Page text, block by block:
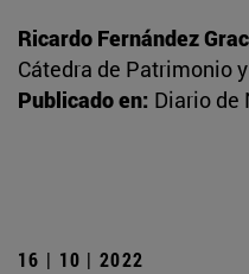
Ricardo Fernández
Cátedra de Patrimonio
Publicado en: Diario de
16 | 10 | 2022